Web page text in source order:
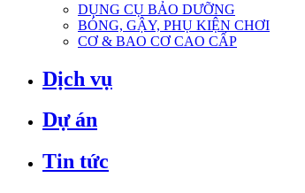
DỤNG CỤ BẢO DƯỠNG
BÓNG, GẬY, PHỤ KIỆN CHƠI
CƠ & BAO CƠ CAO CẤP
Dịch vụ
Dự án
Tin tức